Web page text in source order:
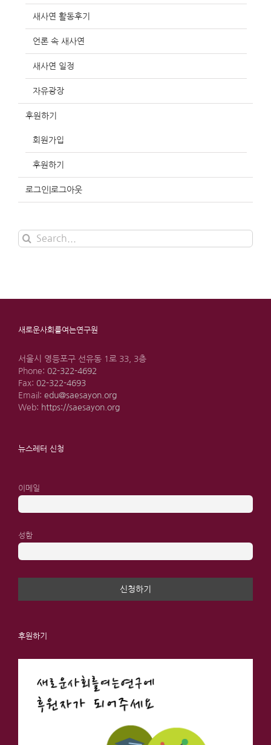
새사연 활동후기
언론 속 새사연
새사연 일정
자유광장
후원하기
회원가입
후원하기
로그인|로그아웃
Search
for:
새로운사회를여는연구원
서울시 영등포구 선유동 1로 33, 3층
Phone: 02-322-4692
Fax: 02-322-4693
Email: edu@saesayon.org
Web: https://saesayon.org
뉴스레터 신청
이메일
성함
후원하기